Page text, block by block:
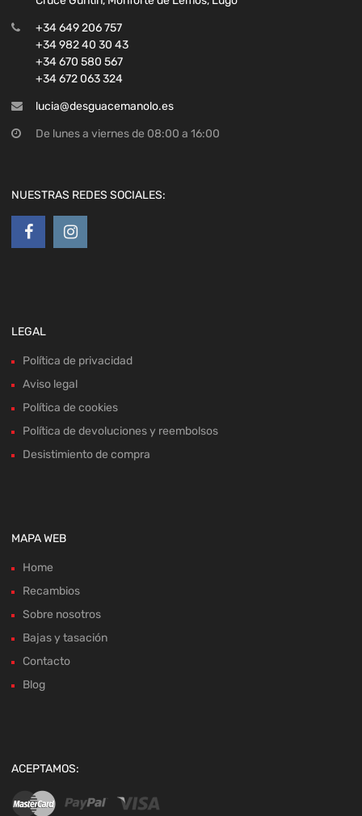
+34 649 206 757
+34 982 40 30 43
+34 670 580 567
+34 672 063 324
lucia@desguacemanolo.es
De lunes a viernes de 08:00 a 16:00
NUESTRAS REDES SOCIALES:
LEGAL
Política de privacidad
Aviso legal
Política de cookies
Política de devoluciones y reembolsos
Desistimiento de compra
MAPA WEB
Home
Recambios
Sobre nosotros
Bajas y tasación
Contacto
Blog
ACEPTAMOS: